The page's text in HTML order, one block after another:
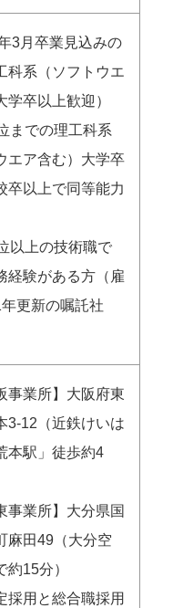
3月卒業見込みの
系（ソフトウエ
学卒以上歓迎）
までの理工科系
エア含む）大学卒
卒以上で同等能力
以上の技術職で
経験がある方（雇
更新の嘱託社
事業所】大阪府東
3-12（近鉄けいは
本駅」徒歩約4
事業所】大分県国
麻田49（大分空
約15分）
採用と総合職採用